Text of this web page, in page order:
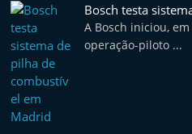
Bosch testa
A Bosch iniciou,
operação-piloto ...